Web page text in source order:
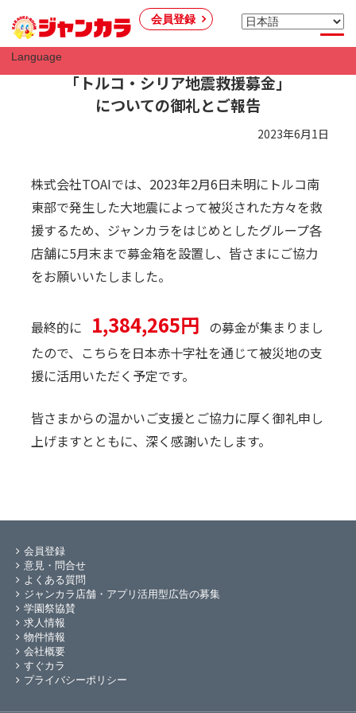
会員登録
Language
「トルコ・シリア地震救援募金」
についての御礼とご報告
2023年6月1日
株式会社TOAIでは、2023年2月6日未明にトルコ南
東部で発生した大地震によって被災された方々を救
援するため、ジャンカラをはじめとしたグループ各
店舗に5月末まで募金箱を設置し、皆さまにご協力
をお願いいたしました。
最終的に 1,384,265円 の募金が集まりまし
たので、こちらを日本赤十字社を通じて被災地の支
援に活用いただく予定です。
皆さまからの温かいご支援とご協力に厚く御礼申し
上げますとともに、深く感謝いたします。
会員登録
意見・問合せ
よくある質問
ジャンカラ店舗・アプリ活用型広告の募集
学園祭協賛
求人情報
物件情報
会社概要
すぐカラ
プライバシーポリシー